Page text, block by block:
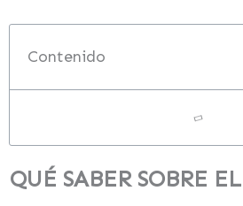
Contenido
QUÉ SABER SOBRE EL